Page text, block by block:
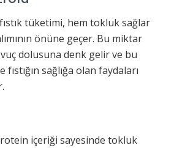
tüketimi, hem tokluk sağlar
önüne geçer. Bu miktar
dolusuna denk gelir ve bu
sağlığa olan faydaları
içeriği sayesinde tokluk